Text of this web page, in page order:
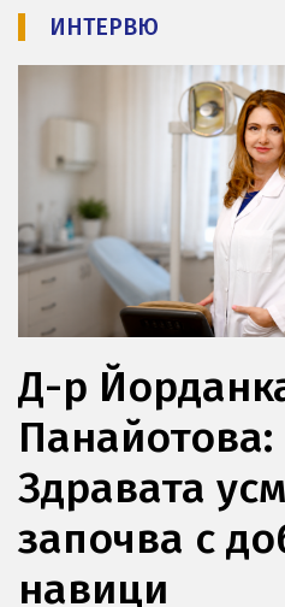
ИНТЕРВЮ
Д-р
Панайотова:
Здравата
започва с
навици